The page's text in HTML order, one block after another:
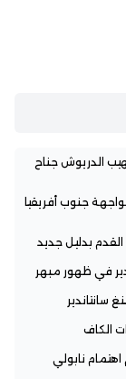
الدريوش جناح
جنوب أفريقيا
القدم بدليل جديد
في ظهور مبهر
سانتاندير
الكاف
نابولي